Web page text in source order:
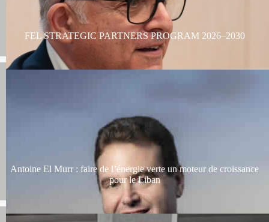
FEL STRATEGIC PARTNERS PROGRAM 2026–2030
Antoine El Murr : faire de l’énergie verte un moteur de croissance
pour le Liban